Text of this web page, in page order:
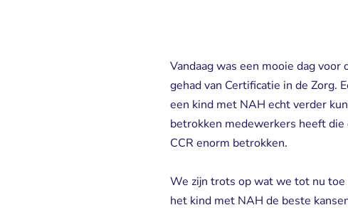
Vandaag was een mooie dag
gehad van Certificatie in de Zorg.
een kind met NAH echt verder
betrokken medewerkers heeft
CCR enorm betrokken.
We zijn trots op wat we tot nu toe
het kind met NAH de beste